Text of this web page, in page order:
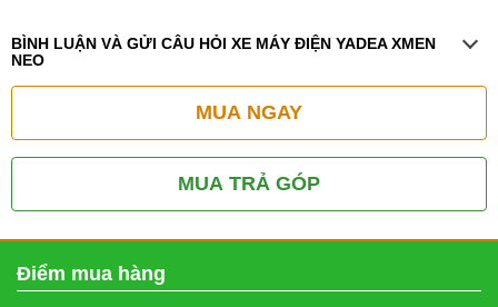
BÌNH LUẬN VÀ GỬI CÂU HỎI XE MÁY ĐIỆN YADEA XMEN
NEO
MUA NGAY
MUA TRẢ GÓP
Điểm mua hàng